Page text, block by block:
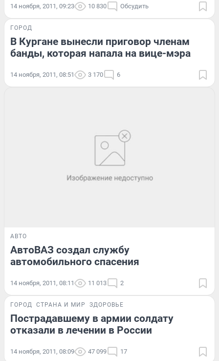
14 ноября, 2011, 09:23 10 830 Обсудить
ГОРОД
В Кургане вынесли приговор членам
банды, которая напала на вице-мэра
14 ноября, 2011, 08:51 3 170 6
АВТО
АвтоВАЗ создал службу
автомобильного спасения
14 ноября, 2011, 08:11 11 013 2
ГОРОД СТРАНА И МИР ЗДОРОВЬЕ
Пострадавшему в армии солдату
отказали в лечении в России
14 ноября, 2011, 08:09 47 099 17